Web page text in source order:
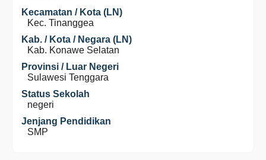
Kecamatan / Kota (LN)
Kec. Tinanggea
Kab. / Kota / Negara (LN)
Kab. Konawe Selatan
Provinsi / Luar Negeri
Sulawesi Tenggara
Status Sekolah
negeri
Jenjang Pendidikan
SMP